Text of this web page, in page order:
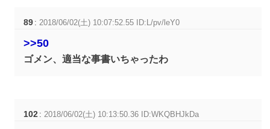
89 : 2018/06/02(土) 10:07:52.55 ID:L/pv/leY0
>>50
ゴメン、適当な事書いちゃったわ
102 : 2018/06/02(土) 10:13:50.36 ID:WKQBHJkDa